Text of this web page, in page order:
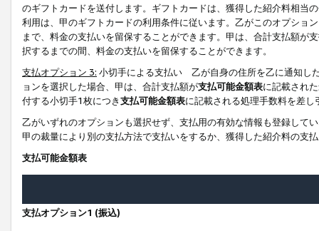
のギフトカードを送付します。ギフトカードは、獲得した紹介料相当
利用は、甲のギフトカードの利用条件に従います。乙がこのオプショ
まで、料金の支払いを留保することができます。甲は、合計支払額が
択するまでの間、料金の支払いを留保することができます。
支払オプション 3: 小切手による支払い 乙が自身の住所を乙に通知し
ョンを選択した場合、甲は、合計支払額が支払可能金額表に記載され
付する小切手1枚につき支払可能金額表に記載される処理手数料を差し
乙がいずれのオプションも選択せず、支払用の有効な情報も登録して
甲の裁量により別の支払方法で支払いをするか、獲得した紹介料の支
支払可能金額表
支払オプション1 (振込)